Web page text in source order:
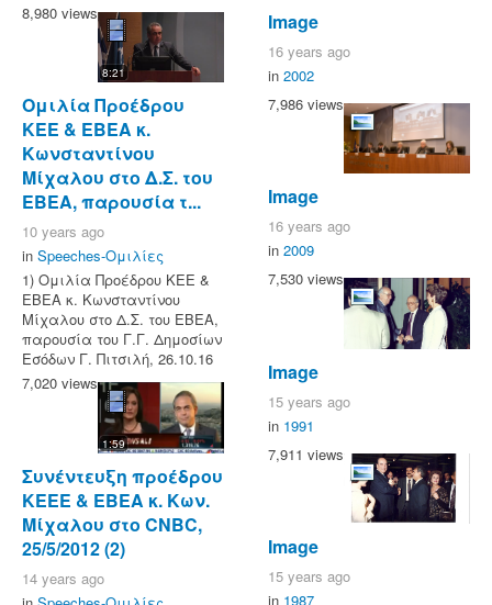
8,980 views
8:21
Ομιλία Προέδρου
ΚΕΕ & ΕΒΕΑ κ.
Κωνσταντίνου
Μίχαλου στο Δ.Σ. του
ΕΒΕΑ, παρουσία τ...
10 years ago
in Speeches-Ομιλίες
1) Ομιλία Προέδρου ΚΕΕ &
ΕΒΕΑ κ. Κωνσταντίνου
Μίχαλου στο Δ.Σ. του ΕΒΕΑ,
παρουσία του Γ.Γ. Δημοσίων
Εσόδων Γ. Πιτσιλή, 26.10.16
7,020 views
1:59
Συνέντευξη προέδρου
KEEE & ΕΒΕΑ κ. Κων.
Μίχαλου στο CNBC,
25/5/2012 (2)
14 years ago
Image
16 years ago
in 2002
7,986 views
Image
16 years ago
in 2009
7,530 views
Image
15 years ago
in 1991
7,911 views
Image
15 years ago
in 1987